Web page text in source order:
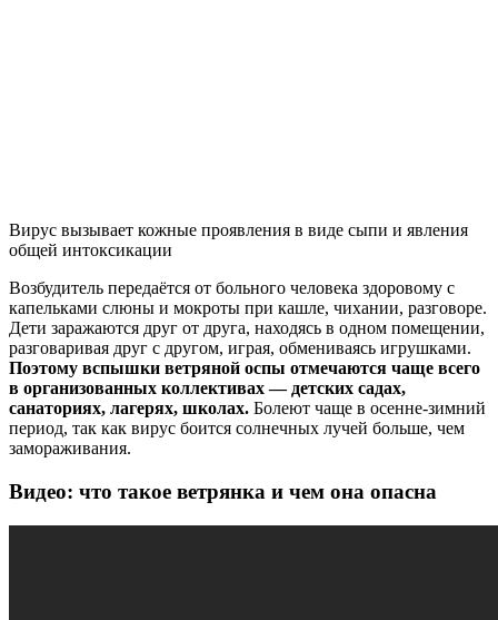
Вирус вызывает кожные проявления в виде сыпи и явления
общей интоксикации
Возбудитель передаётся от больного человека здоровому с
капельками слюны и мокроты при кашле, чихании, разговоре.
Дети заражаются друг от друга, находясь в одном помещении,
разговаривая друг с другом, играя, обмениваясь игрушками.
Поэтому вспышки ветряной оспы отмечаются чаще всего
в организованных коллективах — детских садах,
санаториях, лагерях, школах. Болеют чаще в осенне-зимний
период, так как вирус боится солнечных лучей больше, чем
замораживания.
Видео: что такое ветрянка и чем она опасна